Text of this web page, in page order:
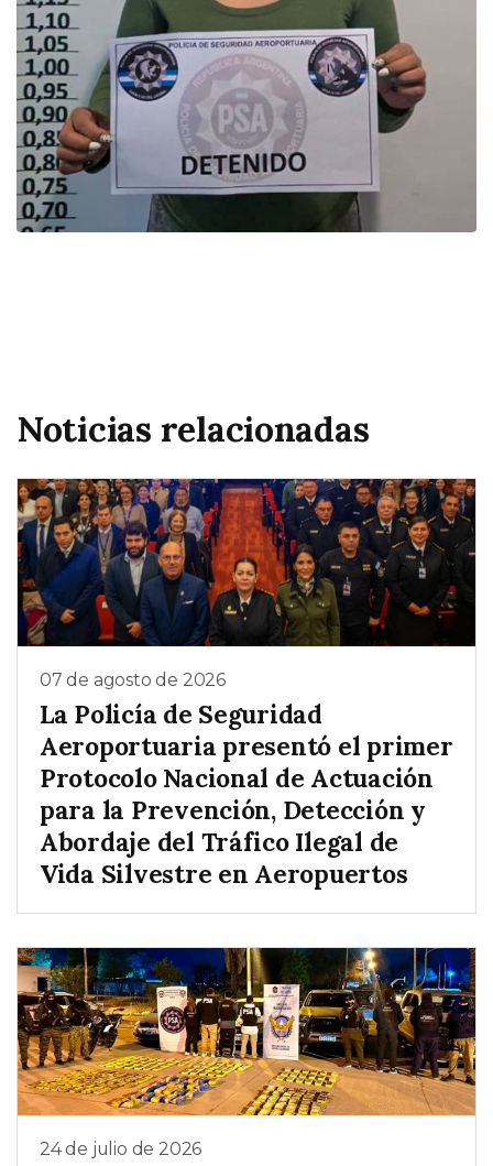
Noticias relacionadas
07 de agosto de 2026
La Policía de Seguridad
Aeroportuaria presentó el primer
Protocolo Nacional de Actuación
para la Prevención, Detección y
Abordaje del Tráfico Ilegal de
Vida Silvestre en Aeropuertos
24 de julio de 2026